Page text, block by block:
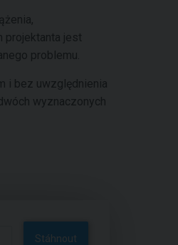
projektanta jest
problemu.
i bez uwzględnienia
wyznaczonych
Stáhnout